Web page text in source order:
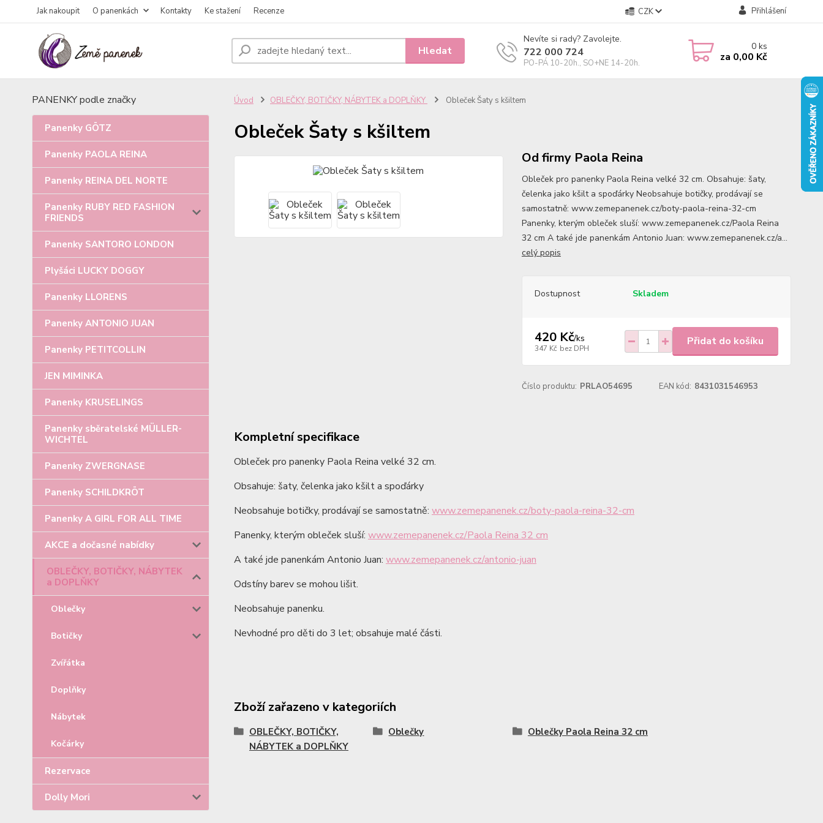
Jak nakoupit O panenkách Kontakty Ke stažení Recenze CZK Přihlášení
Hledat
Nevíte si rady? Zavolejte.
722 000 724
PO-PÁ 10-20h., SO+NE 14-20h.
0ks
za 0,00 Kč
PANENKY podle značky
Panenky GÖTZ
Panenky PAOLA REINA
Panenky REINA DEL NORTE
Panenky RUBY RED FASHION
FRIENDS
Panenky SANTORO LONDON
Plyšáci LUCKY DOGGY
Panenky LLORENS
Panenky ANTONIO JUAN
Panenky PETITCOLLIN
JEN MIMINKA
Panenky KRUSELINGS
Panenky sběratelské MÜLLER-
WICHTEL
Panenky ZWERGNASE
Panenky SCHILDKRÖT
Panenky A GIRL FOR ALL TIME
AKCE a dočasné nabídky
OBLEČKY, BOTIČKY, NÁBYTEK
a DOPLŇKY
Oblečky
Botičky
Zvířátka
Doplňky
Nábytek
Kočárky
Rezervace
Dolly Mori
Úvod OBLEČKY, BOTIČKY, NÁBYTEK a DOPLŇKY Obleček Šaty s kšiltem
Obleček Šaty s kšiltem
Od firmy Paola Reina
Obleček pro panenky Paola Reina velké 32 cm. Obsahuje: šaty,
čelenka jako kšilt a spoďárky Neobsahuje botičky, prodávají se
samostatně: www.zemepanenek.cz/boty-paola-reina-32-cm
Panenky, kterým obleček sluší: www.zemepanenek.cz/Paola Reina
32 cm A také jde panenkám Antonio Juan: www.zemepanenek.cz/a...
celý popis
Dostupnost Skladem
420 Kč/ks
347 Kč bez DPH
Přidat do košíku
Číslo produktu: PRLAO54695 EAN kód: 8431031546953
Kompletní specifikace
Obleček pro panenky Paola Reina velké 32 cm.
Obsahuje: šaty, čelenka jako kšilt a spoďárky
Neobsahuje botičky, prodávají se samostatně: www.zemepanenek.cz/boty-paola-reina-32-cm
Panenky, kterým obleček sluší: www.zemepanenek.cz/Paola Reina 32 cm
A také jde panenkám Antonio Juan: www.zemepanenek.cz/antonio-juan
Odstíny barev se mohou lišit.
Neobsahuje panenku.
Nevhodné pro děti do 3 let; obsahuje malé části.
Zboží zařazeno v kategoriích
OBLEČKY, BOTIČKY,
NÁBYTEK a DOPLŇKY
Oblečky Oblečky Paola Reina 32 cm